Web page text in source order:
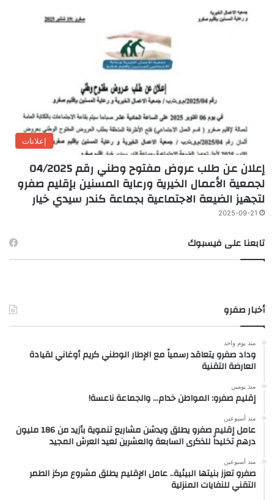
إعلانات
إعلان عن طلب عروض مفتوح وطني رقم 04/2025
لجمعية الأعمال الخيرية ورعاية المسنين بإقليم صفرو
لتجهيز الضيعة الاجتماعية بجماعة كندر سيدي خيار
2025-09-21
تابعنا على فيسبوك
أخبار صفرو
منذ يوم واحد
وداد صفرو يتعاقد رسمياً مع الإطار الوطني كريم أوغاني لقيادة
العارضة التقنية
منذ يومين
إقليم صفرو: المواطن خدام… والجماعة ناعسة!
منذ أسبوعين
عامل إقليم صفرو يطلق ويدشن مشاريع تنموية بأزيد من 186 مليون
درهم تخليداً للذكرى السابعة والعشرين لعيد العرش المجيد
منذ أسبوعين
صفرو تعزز بنيتها البيئية.. عامل الإقليم يطلق مشروع مركز الطمر
التقني للنفايات المنزلية